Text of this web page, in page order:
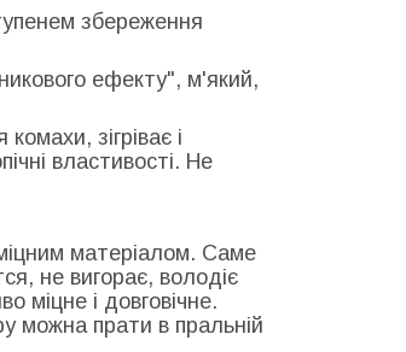
збереження
ефекту", м'який,
зігріває і
властивості. Не
матеріалом. Саме
не вигорає, володіє
міцне і довговічне.
можна прати в пральній